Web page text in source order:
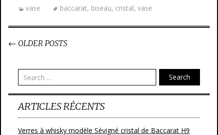
vase baccarat, biseau, cristal, vase
← OLDER POSTS
Search
ARTICLES RÉCENTS
Verres à whisky modèle Sévigné cristal de Baccarat H9